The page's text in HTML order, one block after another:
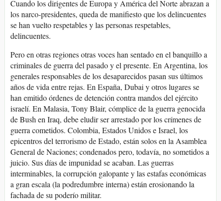
Cuando los dirigentes de Europa y América del Norte abrazan a
los narco-presidentes, queda de manifiesto que los delincuentes
se han vuelto respetables y las personas respetables,
delincuentes.
Pero en otras regiones otras voces han sentado en el banquillo a
criminales de guerra del pasado y el presente. En Argentina, los
generales responsables de los desaparecidos pasan sus últimos
años de vida entre rejas. En España, Dubai y otros lugares se
han emitido órdenes de detención contra mandos del ejército
israelí. En Malasia, Tony Blair, cómplice de la guerra genocida
de Bush en Iraq, debe eludir ser arrestado por los crímenes de
guerra cometidos. Colombia, Estados Unidos e Israel, los
epicentros del terrorismo de Estado, están solos en la Asamblea
General de Naciones; condenados pero, todavía, no sometidos a
juicio. Sus días de impunidad se acaban. Las guerras
interminables, la corrupción galopante y las estafas económicas
a gran escala (la podredumbre interna) están erosionando la
fachada de su poderío militar.